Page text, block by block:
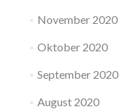
November 2020
Oktober 2020
September 2020
August 2020